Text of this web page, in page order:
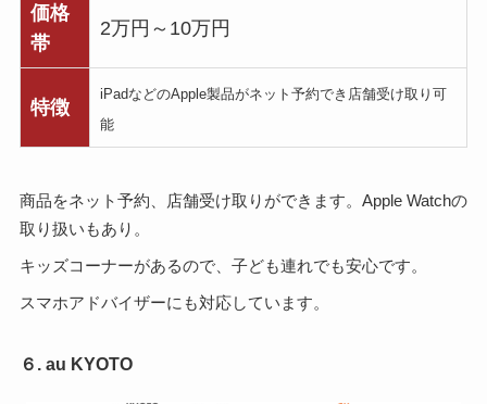
価格
帯
2万円～10万円
特徴
iPadなどのApple製品がネット予約でき店舗受け取り可
能
商品をネット予約、店舗受け取りができます。Apple Watchの
取り扱いもあり。
キッズコーナーがあるので、子ども連れでも安心です。
スマホアドバイザーにも対応しています。
６. au KYOTO